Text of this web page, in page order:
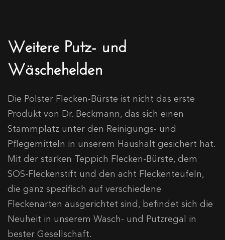
Weitere Putz- und
Wäschehelden
Die Polster Flecken-Bürste ist nicht das erste
Produkt von Dr. Beckmann, das sich einen
Stammplatz unter den Reinigungs- und
Pflegemitteln in unserem Haushalt gesichert hat.
Mit der starken Teppich Flecken-Bürste, dem
SOS-Fleckenstift und den acht Fleckenteufeln,
die ganz spezifisch auf verschiedene
Fleckenarten ausgerichtet sind, befindet sich die
Neuheit in unserem Wasch- und Putzregal in
bester Gesellschaft.